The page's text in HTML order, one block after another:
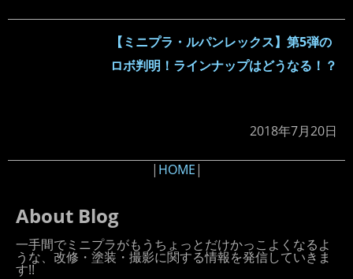
【ミニプラ・ルパンレックス】第5弾の
ロボ判明！ラインナップはどうなる！？
2018年7月20日
| HOME|
About Blog
一手間でミニプラがもうちょっとだけかっこよくなるよ
うな、改修・塗装・撮影に関する情報を発信していきま
す!!